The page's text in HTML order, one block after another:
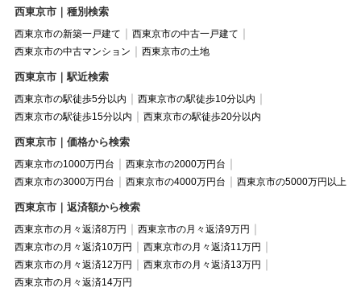
西東京市｜種別検索
西東京市の新築一戸建て
西東京市の中古一戸建て
西東京市の中古マンション
西東京市の土地
西東京市｜駅近検索
西東京市の駅徒歩5分以内
西東京市の駅徒歩10分以内
西東京市の駅徒歩15分以内
西東京市の駅徒歩20分以内
西東京市｜価格から検索
西東京市の1000万円台
西東京市の2000万円台
西東京市の3000万円台
西東京市の4000万円台 西東京市の5000万円以上
西東京市｜返済額から検索
西東京市の月々返済8万円
西東京市の月々返済9万円
西東京市の月々返済10万円
西東京市の月々返済11万円
西東京市の月々返済12万円
西東京市の月々返済13万円
西東京市の月々返済14万円